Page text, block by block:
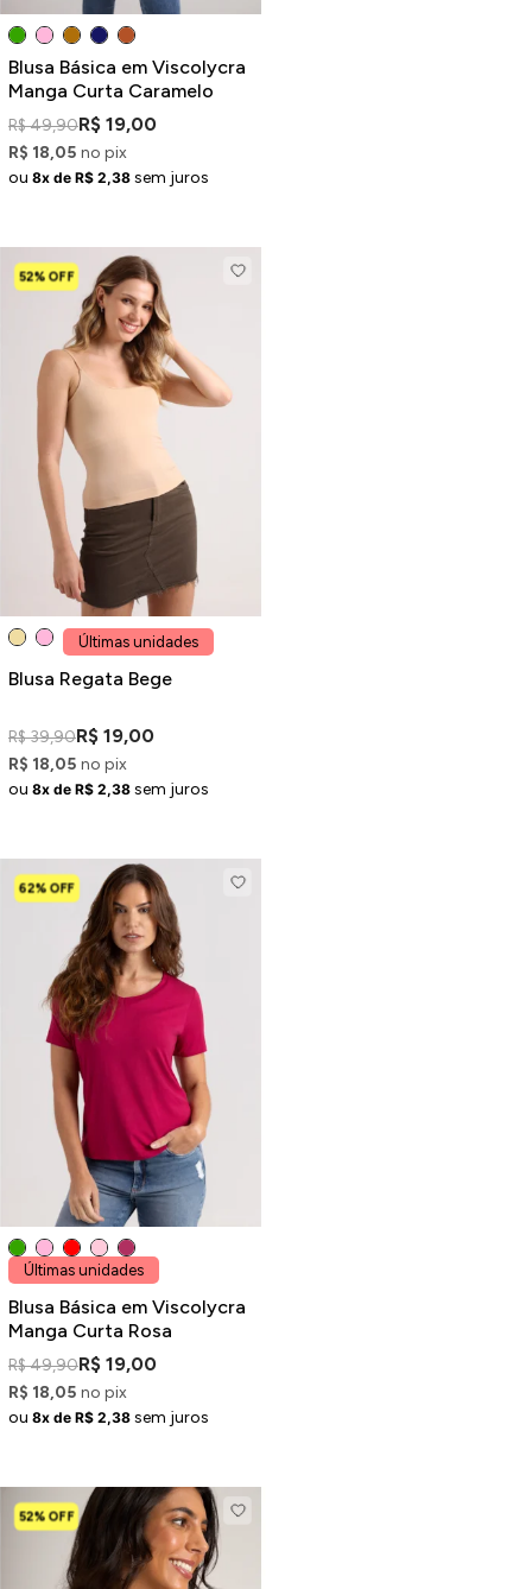
Blusa Básica em Viscolycra
Manga Curta Caramelo
R$ 49,90R$ 19,00
R$ 18,05 no pix
ou 8x de R$ 2,38 sem juros
52% OFF
Últimas unidades
Blusa Regata Bege
R$ 39,90R$ 19,00
R$ 18,05 no pix
ou 8x de R$ 2,38 sem juros
62% OFF
Últimas unidades
Blusa Básica em Viscolycra
Manga Curta Rosa
R$ 49,90R$ 19,00
R$ 18,05 no pix
ou 8x de R$ 2,38 sem juros
52% OFF